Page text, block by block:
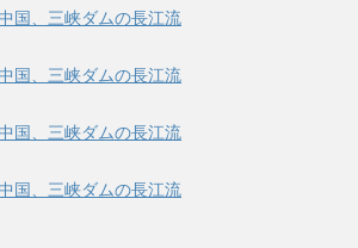
国、三峡ダムの長江流
国、三峡ダムの長江流
国、三峡ダムの長江流
国、三峡ダムの長江流